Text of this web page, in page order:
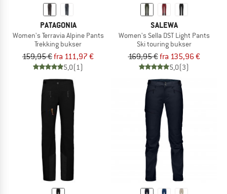
PATAGONIA
Women's Terravia Alpine Pants
Trekking bukser
159,95 €fra 111,97 €
5,0(1)
SALEWA
Women's Sella DST Light Pants
Ski touring bukser
169,95 €fra 135,96 €
5,0(3)